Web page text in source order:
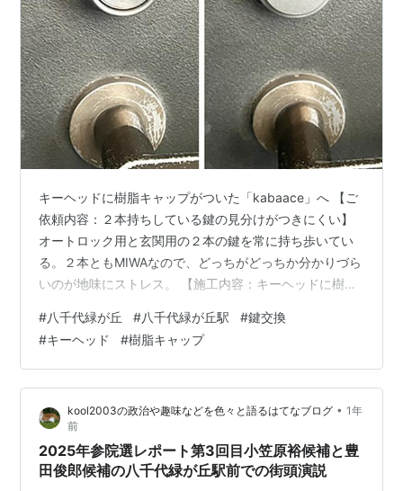
キーヘッドに樹脂キャップがついた「kabaace」へ 【ご
依頼内容：２本持ちしている鍵の見分けがつきにくい】
オートロック用と玄関用の２本の鍵を常に持ち歩いてい
る。２本ともMIWAなので、どっちがどっちか分かりづら
いのが地味にストレス。 【施工内容：キーヘッドに樹脂
美和ロックの「PR」ディンプルキーで、防犯性能として
はすでに問題ない状態でした。 ただ、こちらのマンショ
ンはオートロックにも鍵が必要なタイプで、玄関用と合
わせて２本の鍵を持ち歩く必要があるとのことです。 そ
して、オートロック側も美和ロック製の鍵であるため、
見た目が似ていてや…
#八千代緑が丘 #八千代緑が丘駅 #鍵交換
#キーヘッド #樹脂キャップ
kool2003の政治や趣味などを色々と語るはてなブログ • 1年
前
2025年参院選レポート第3回目小笠原裕候補と豊
田俊郎候補の八千代緑が丘駅前での街頭演説